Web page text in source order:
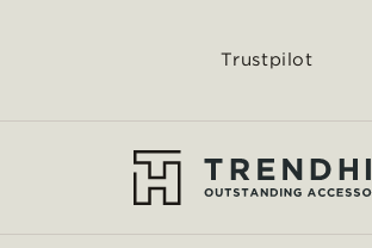
Trustpilot